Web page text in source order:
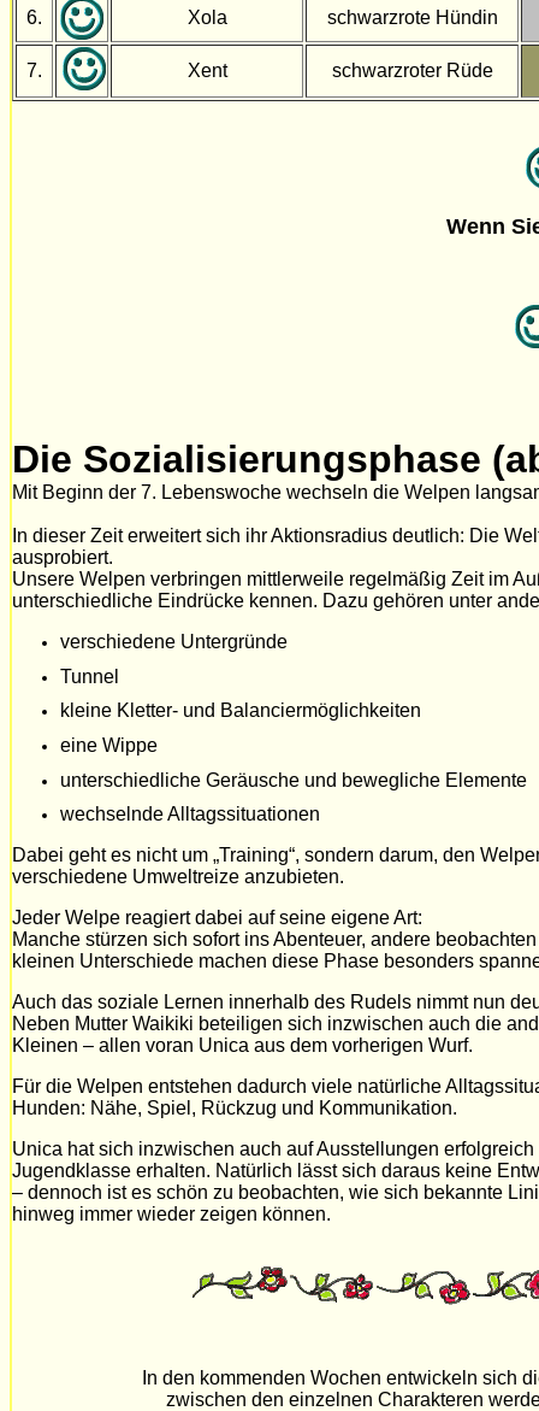
6. Xola schwarzrote Hündin
7. Xent schwarzroter Rüde
Wenn
Die Sozialisierungsphase
Mit Beginn der 7. Lebenswoche wechseln die Welpen
In dieser Zeit erweitert sich ihr Aktionsradius deutlich: Die
ausprobiert.
Unsere Welpen verbringen mittlerweile regelmäßig Zeit im
unterschiedliche Eindrücke kennen. Dazu gehören unter
verschiedene Untergründe
Tunnel
kleine Kletter- und Balanciermöglichkeiten
eine Wippe
unterschiedliche Geräusche und bewegliche Elemente
wechselnde Alltagssituationen
Dabei geht es nicht um „Training“, sondern darum, den
verschiedene Umweltreize anzubieten.
Jeder Welpe reagiert dabei auf seine eigene Art:
Manche stürzen sich sofort ins Abenteuer, andere
kleinen Unterschiede machen diese Phase besonders
Auch das soziale Lernen innerhalb des Rudels nimmt nun
Neben Mutter Waikiki beteiligen sich inzwischen auch die
Kleinen – allen voran Unica aus dem vorherigen Wurf.
Für die Welpen entstehen dadurch viele natürliche
Hunden: Nähe, Spiel, Rückzug und Kommunikation.
Unica hat sich inzwischen auch auf Ausstellungen
Jugendklasse erhalten. Natürlich lässt sich daraus keine
– dennoch ist es schön zu beobachten, wie sich bekannte
hinweg immer wieder zeigen können.
In den kommenden Wochen entwickeln sich
zwischen den einzelnen Charakteren